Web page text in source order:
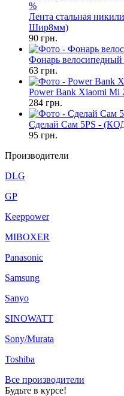
%
Лента стальная
Шир8мм)
90 грн.
Фонарь велосипедный
63 грн.
Power Bank Xiaomi Mi
284 грн.
Сделай Сам 5PS -
95 грн.
Производители
DLG
GP
Keeppower
MIBOXER
Panasonic
Samsung
Sanyo
SINOWATT
Sony/Murata
Toshiba
Все производители
Будьте в курсе!